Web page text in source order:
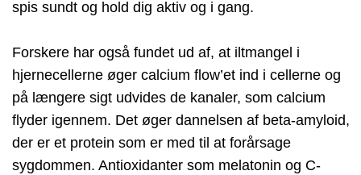
spis sundt og hold dig aktiv og i gang.
Forskere har også fundet ud af, at iltmangel i
hjernecellerne øger calcium flow’et ind i cellerne og
på længere sigt udvides de kanaler, som calcium
flyder igennem. Det øger dannelsen af beta-amyloid,
der er et protein som er med til at forårsage
sygdommen. Antioxidanter som melatonin og C-